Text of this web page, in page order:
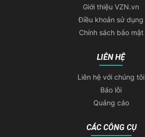
Giới thiệu VZN.vn
Điều khoản sử dụng
Chính sách bảo mật
LIÊN HỆ
Liên hệ với chúng tôi
Báo lỗi
Quảng cáo
CÁC CÔNG CỤ